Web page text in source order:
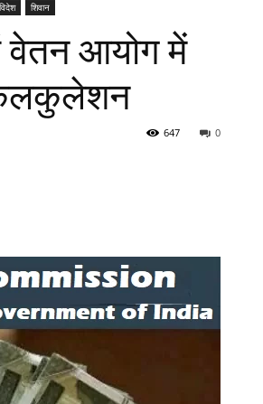
विदेश शिवान
आयोग में
कैलकुलेशन
0
647